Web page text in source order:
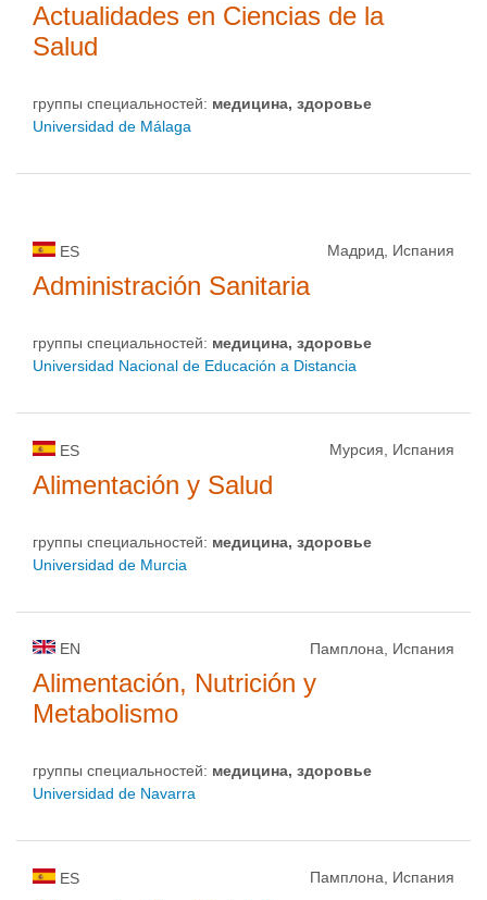
Actualidades en Ciencias de la
Salud
группы специальностей: медицина, здоровье
Universidad de Málaga
ES Мадрид, Испания
Administración Sanitaria
группы специальностей: медицина, здоровье
Universidad Nacional de Educación a Distancia
ES Мурсия, Испания
Alimentación y Salud
группы специальностей: медицина, здоровье
Universidad de Murcia
EN Памплона, Испания
Alimentación, Nutrición y
Metabolismo
группы специальностей: медицина, здоровье
Universidad de Navarra
ES Памплона, Испания